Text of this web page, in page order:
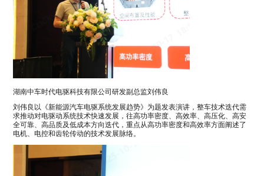
湖南中车时代电驱科技有限公司研发副总监刘伟良
刘伟良以《新能源汽车电驱系统发展趋势》为题发表演讲，整车技术迭代需
求推动对电驱动系统技术快速发展，往高功率密度、高效率、高压化、高安
全可靠、高品质及低成本方向迭代，重点从高功率密度和高效率方面阐述了
电机、电控和齿轮传动的技术发展脉络。